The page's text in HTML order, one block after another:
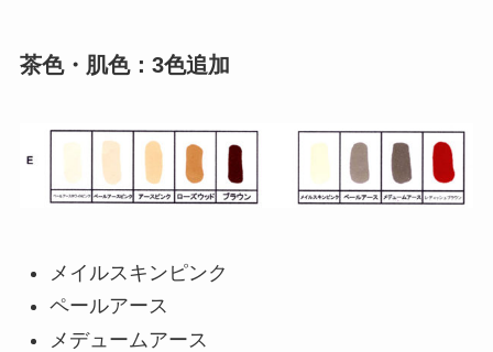
茶色・肌色：3色追加
メイルスキンピンク
ペールアース
メデュームアース